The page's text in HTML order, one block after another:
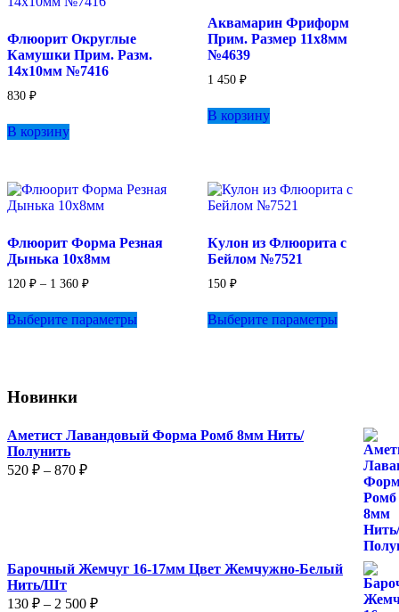
товара.
Флюорит Округлые
Камушки Прим. Разм.
14х10мм №7416
830 ₽
В корзину
Аквамарин Фриформ
Прим. Размер 11х8мм
№4639
1 450 ₽
В корзину
Флюорит Форма Резная
Дынька 10х8мм
120 ₽ – 1 360 ₽Диапазон
120 ₽
–
Выберите параметры
на
Кулон из Флюорита с
Бейлом №7521
150 ₽
Выберите параметрытовар
странице
товара.
Новинки
Аметист Лавандовый Форма Ромб 8мм Нить/
Полунить
520 ₽ – 870 ₽Диапазон
Барочный Жемчуг 16-17мм Цвет Жемчужно-Белый
Нить/Шт
130 ₽ – 2 500 ₽Диапазон